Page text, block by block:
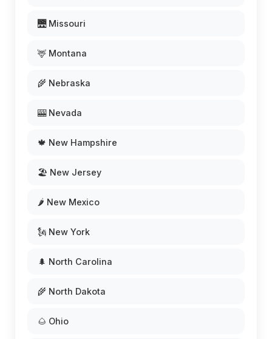
🌉 Missouri
🦌 Montana
🌾 Nebraska
🎰 Nevada
🍁 New Hampshire
🏖️ New Jersey
🌶️ New Mexico
🗽 New York
🌲 North Carolina
🌾 North Dakota
🌰 Ohio